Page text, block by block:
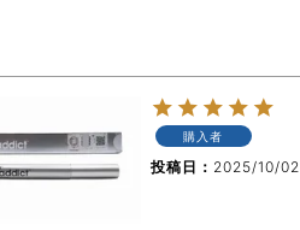
購入者
投稿日 2025/10/02